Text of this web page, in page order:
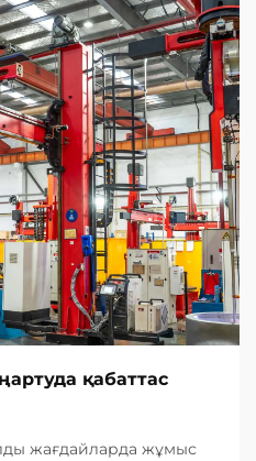
қабаттас
жағдайларда жұмыс